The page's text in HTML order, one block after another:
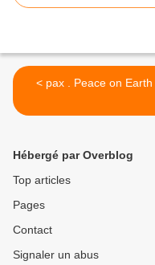
< pax . Peace on Earth
Hébergé par Overblog
Top articles
Pages
Contact
Signaler un abus